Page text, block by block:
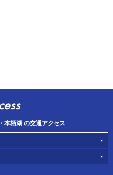
本栖湖 の交通アクセス